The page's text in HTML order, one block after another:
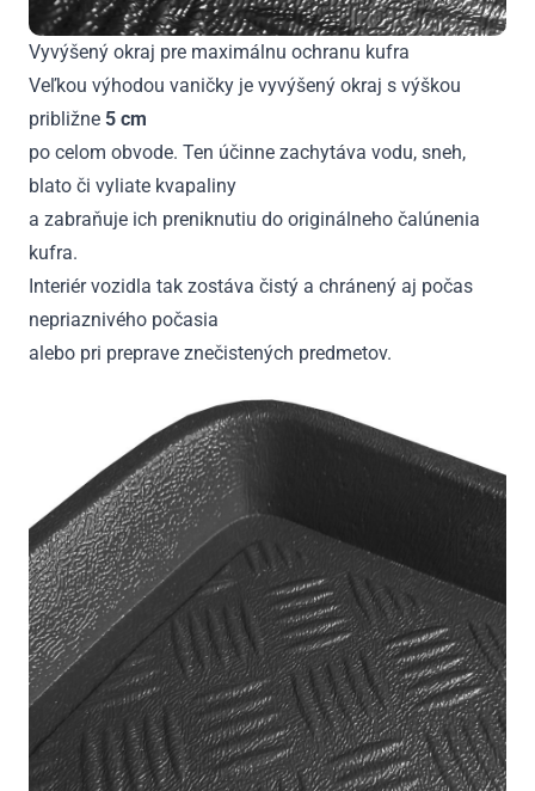
Vyvýšený okraj pre maximálnu ochranu kufra
Veľkou výhodou vaničky je vyvýšený okraj s výškou
približne 5 cm
po celom obvode. Ten účinne zachytáva vodu, sneh,
blato či vyliate kvapaliny
a zabraňuje ich preniknutiu do originálneho čalúnenia
kufra.
Interiér vozidla tak zostáva čistý a chránený aj počas
nepriaznivého počasia
alebo pri preprave znečistených predmetov.